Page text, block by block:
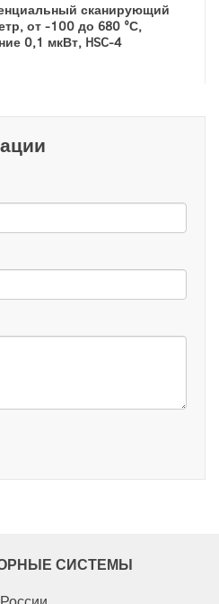
сканирующий
от -100 до 680 °С,
0,1 мкВт, HSC-4
СИСТЕМЫ